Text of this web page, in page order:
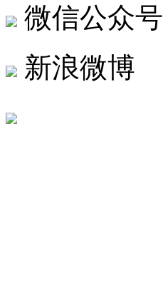
微信公众号
新浪微博